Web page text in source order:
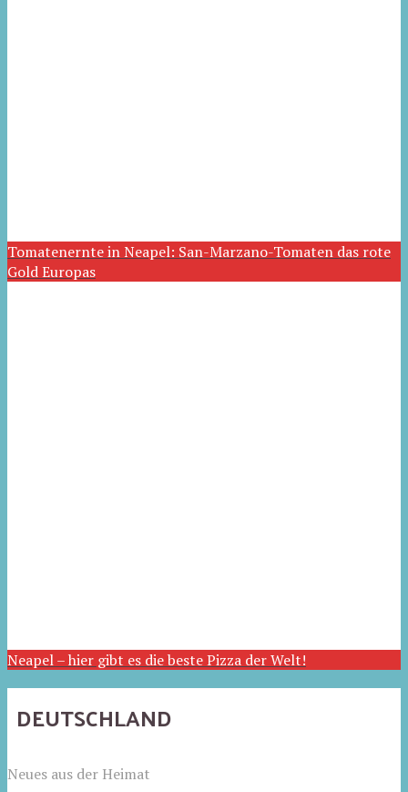
Tomatenernte in Neapel: San-Marzano-Tomaten das rote
Gold Europas
Neapel – hier gibt es die beste Pizza der Welt!
DEUTSCHLAND
Neues aus der Heimat